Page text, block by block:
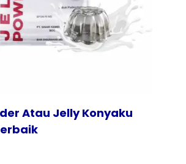
Atau Jelly Konyaku